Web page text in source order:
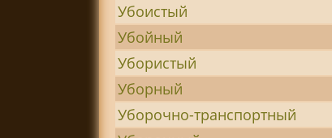
Убоистый
Убойный
Убористый
Уборный
Уборочно-транспортный